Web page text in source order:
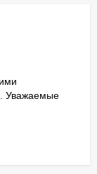
Уважаемые